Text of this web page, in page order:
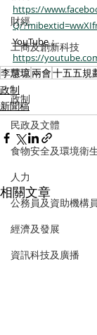
財經
工商及創新科技
環境
政制
民政及文體
食物安全及環境衛
人力
公務員及資助機構
經濟及發展
資訊科技及廣播
https://
Q/
YouTube：
https://
李慧琼兩會十五五規
政制
新聞稿
相關文章